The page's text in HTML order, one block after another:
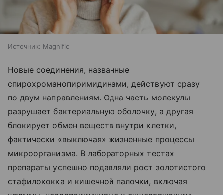
Источник: Magnific
Новые соединения, названные
спирохроманопиримидинами, действуют сразу
по двум направлениям. Одна часть молекулы
разрушает бактериальную оболочку, а другая
блокирует обмен веществ внутри клетки,
фактически «выключая» жизненные процессы
микроорганизма. В лабораторных тестах
препараты успешно подавляли рост золотистого
стафилококка и кишечной палочки, включая